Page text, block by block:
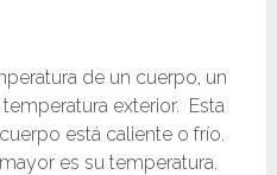
de un cuerpo, un
exterior. Esta
está caliente o frío.
es su temperatura.